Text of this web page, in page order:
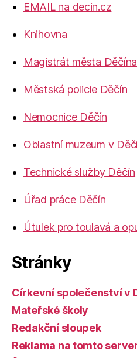
EMAIL na decin.cz
Knihovna
Magistrát města Děčína
Městská policie Děčín
Nemocnice Děčín
Oblastní muzeum v
Technické služby Děčín
Úřad práce Děčín
Útulek pro toulavá a
Stránky
Církevní společenství v
Mateřské školy
Redakční sloupek
Reklama na tomto